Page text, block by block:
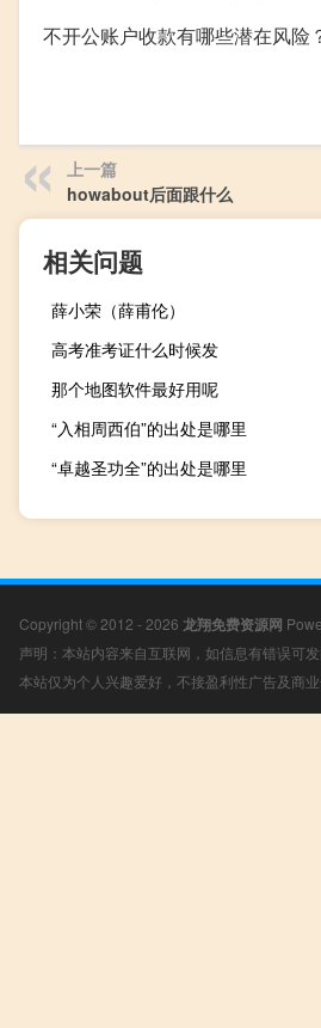
不开公账户收款有哪些潜在风险
上一篇
howabout后面跟什么
相关问题
薛小荣（薛甫伦）
高考准考证什么时候发
那个地图软件最好用呢
“入相周西伯”的出处是哪里
“卓越圣功全”的出处是哪里
Copyright © 2012 - 2026 龙翔免费资源网
声明：本站内容来自互联网，如信息有错误可
本站仅为个人兴趣爱好，不接盈利性广告及商